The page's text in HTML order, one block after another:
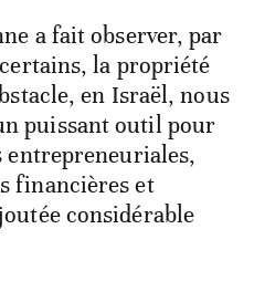
a fait observer, par
la propriété
en Israël, nous
puissant outil pour
entrepreneuriales,
financières et
considérable